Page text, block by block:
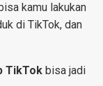
kamu lakukan
di TikTok, dan
TikTok bisa jadi